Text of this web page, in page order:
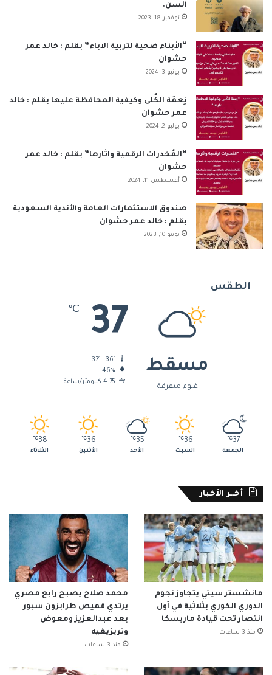
السن.
نوفمبر 18, 2023
“الأبناء ضحية لتربية الآباء” بقلم : خالد عمر
حشوان
يونيو 3, 2024
نِعمَة الكُلى وكيفية المحافظة عليها بقلم : خالد
عمر حشوان
يوليو 2, 2024
“المُخدرات الرقمية وآثارها” بقلم : خالد عمر
حشوان
أغسطس 11, 2024
صندوق الاستثمارات العامة والأندية السعودية
بقلم : خالد عمر حشوان
يونيو 10, 2023
الطقس
مسقط
غيوم متفرقة
37
℃
46%
4.75 كيلومتر/ساعة
37
℃
الجمعة
36
℃
السبت
35
℃
الأحد
36
℃
الأثنين
38
℃
الثلاثاء
أخــر الأخبار
مانشستر سيتي يتجاوز نجوم
الدوري الكوري بثلاثية في أول
انتصار تحت قيادة ماريسكا
منذ 3 ساعات
محمد صلاح يصبح رابع مصري
يرتدي قميص طرابزون سبور
بعد عبدالعزيز ومعوض
وتريزيغيه
منذ 3 ساعات